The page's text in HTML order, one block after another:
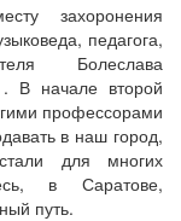
захоронения
педагога,
Болеслава
. В начале второй
профессорами
в наш город,
для многих
в Саратове,
путь.